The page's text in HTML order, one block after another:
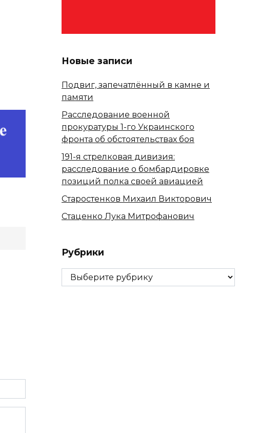
Новые записи
Подвиг, запечатлённый в камне и
памяти
Расследование военной
прокуратуры 1-го Украинского
фронта об обстоятельствах боя
191-я стрелковая дивизия:
расследование о бомбардировке
позиций полка своей авиацией
Старостенков Михаил Викторович
Стаценко Лука Митрофанович
Рубрики
Рубрики